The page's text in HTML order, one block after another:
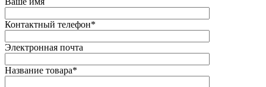
Контактный телефон*
Электронная почта
Название товара*